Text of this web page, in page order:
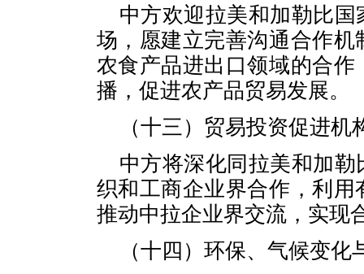
中方欢迎拉美和加勒比
场，愿建立完善沟通合作
农食产品进出口领域的合
播，促进农产品贸易发展。
（十三）贸易投资促进机
中方将深化同拉美和加
织和工商企业界合作，利
推动中拉企业界交流，实现
（十四）环保、气候变化